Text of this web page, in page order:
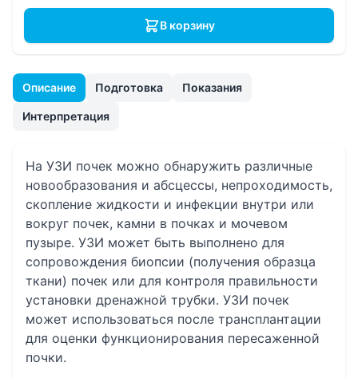
Описание Подготовка Показания
Интерпретация
На УЗИ почек можно обнаружить различные
новообразования и абсцессы, непроходимость,
скопление жидкости и инфекции внутри или
вокруг почек, камни в почках и мочевом
пузыре. УЗИ может быть выполнено для
сопровождения биопсии (получения образца
ткани) почек или для контроля правильности
установки дренажной трубки. УЗИ почек
может использоваться после трансплантации
для оценки функционирования пересаженной
почки.
В корзину